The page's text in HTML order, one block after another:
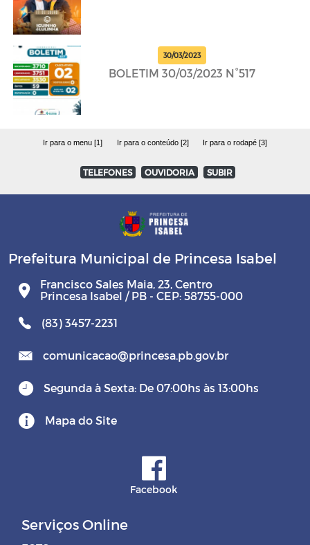
30/03/2023
BOLETIM 30/03/2023 N°517
Ir para o menu [1] Ir para o conteúdo [2] Ir para o rodapé [3]
TELEFONES OUVIDORIA SUBIR
Prefeitura Municipal de Princesa Isabel
Francisco Sales Maia, 23, Centro
Princesa Isabel / PB - CEP: 58755-000
(83) 3457-2231
comunicacao@princesa.pb.gov.br
Segunda à Sexta: De 07:00hs às 13:00hs
Mapa do Site
Facebook
Serviços Online